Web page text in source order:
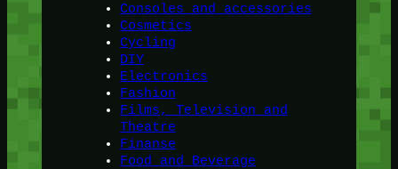
Consoles and accessories
Cosmetics
Cycling
DIY
Electronics
Fashion
Films, Television and
Theatre
Finanse
Food and Beverage